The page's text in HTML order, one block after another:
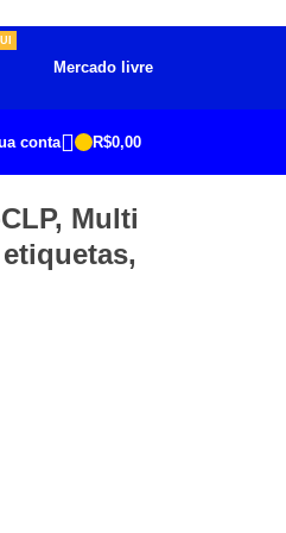
Mercado livre
conta R$0,00
Multi